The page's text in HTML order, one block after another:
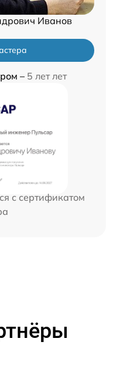
Иванов
– 5 лет лет
с сертификатом